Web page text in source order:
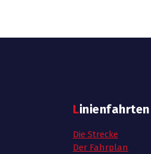
Linienfahrten
Die Strecke
Der Fahrplan